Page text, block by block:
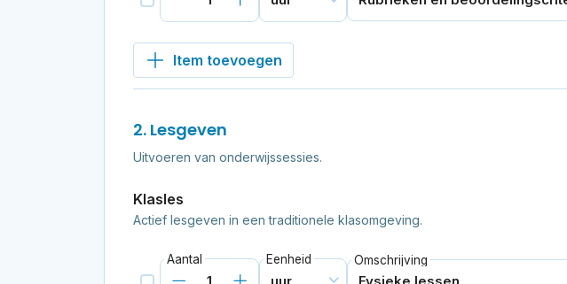
Item toevoegen
2. Lesgeven
Uitvoeren van onderwijssessies.
Klasles
Actief lesgeven in een traditionele klasomgeving.
Aantal Eenheid Omschrijving